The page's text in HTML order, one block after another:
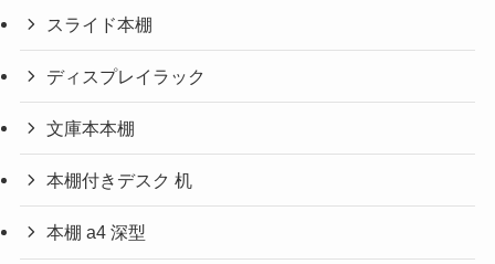
スライド本棚
ディスプレイラック
文庫本本棚
本棚付きデスク 机
本棚 a4 深型